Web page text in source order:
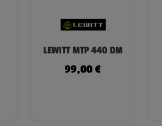
LEWITT MTP 440 DM
99,00€